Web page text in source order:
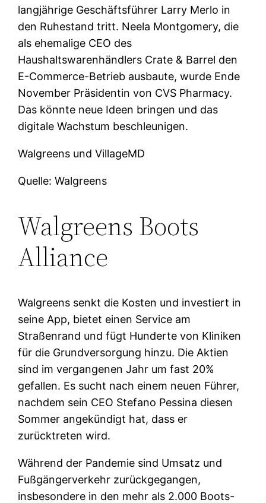
langjährige Geschäftsführer Larry Merlo in
den Ruhestand tritt. Neela Montgomery, die
als ehemalige CEO des
Haushaltswarenhändlers Crate & Barrel den
E-Commerce-Betrieb ausbaute, wurde Ende
November Präsidentin von CVS Pharmacy.
Das könnte neue Ideen bringen und das
digitale Wachstum beschleunigen.
Walgreens und VillageMD
Quelle: Walgreens
Walgreens Boots
Alliance
Walgreens senkt die Kosten und investiert in
seine App, bietet einen Service am
Straßenrand und fügt Hunderte von Kliniken
für die Grundversorgung hinzu. Die Aktien
sind im vergangenen Jahr um fast 20%
gefallen. Es sucht nach einem neuen Führer,
nachdem sein CEO Stefano Pessina diesen
Sommer angekündigt hat, dass er
zurücktreten wird.
Während der Pandemie sind Umsatz und
Fußgängerverkehr zurückgegangen,
insbesondere in den mehr als 2.000 Boots-